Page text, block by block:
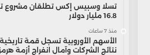
تسلا وسبيس إكس تطلقان مشروع
16.8 مليار دولار
منذ 7 ساعات
الأسهم الأوروبية تسجل قمة
نتائج الشركات وآمال انفراج أزمة